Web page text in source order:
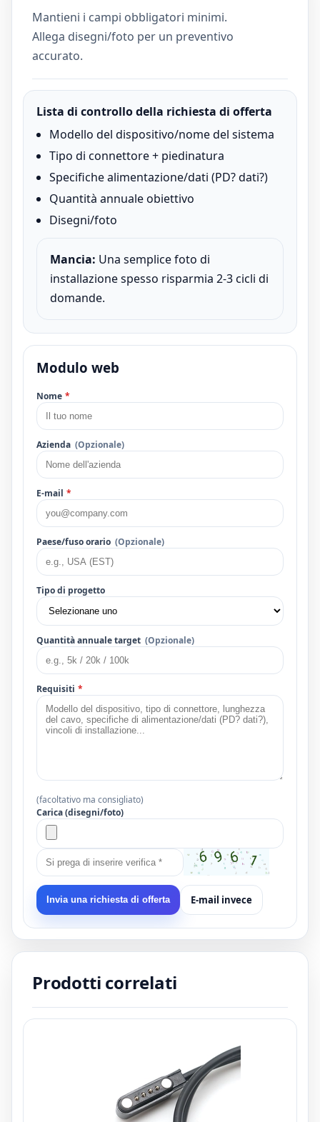
Mantieni i campi obbligatori minimi.
Allega disegni/foto per un preventivo
accurato.
Lista di controllo della richiesta di offerta
Modello del dispositivo/nome del sistema
Tipo di connettore + piedinatura
Specifiche alimentazione/dati (PD? dati?)
Quantità annuale obiettivo
Disegni/foto
Mancia: Una semplice foto di
installazione spesso risparmia 2-3 cicli di
domande.
Modulo web
Nome *
Azienda (Opzionale)
E-mail *
Paese/fuso orario (Opzionale)
Tipo di progetto
Quantità annuale target (Opzionale)
Requisiti *
(facoltativo ma consigliato)
Carica (disegni/foto)
Invia una richiesta di offerta E-mail invece
Prodotti correlati